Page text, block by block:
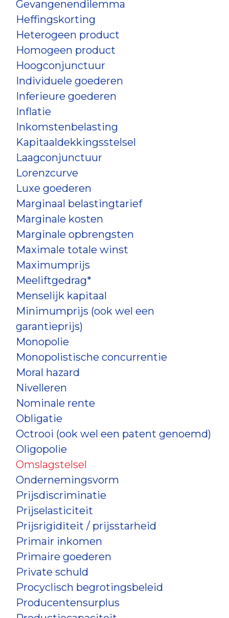
Gevangenendilemma
Heffingskorting
Heterogeen product
Homogeen product
Hoogconjunctuur
Individuele goederen
Inferieure goederen
Inflatie
Inkomstenbelasting
Kapitaaldekkingsstelsel
Laagconjunctuur
Lorenzcurve
Luxe goederen
Marginaal belastingtarief
Marginale kosten
Marginale opbrengsten
Maximale totale winst
Maximumprijs
Meeliftgedrag*
Menselijk kapitaal
Minimumprijs (ook wel een
garantieprijs)
Monopolie
Monopolistische concurrentie
Moral hazard
Nivelleren
Nominale rente
Obligatie
Octrooi (ook wel een patent genoemd)
Oligopolie
Omslagstelsel
Ondernemingsvorm
Prijsdiscriminatie
Prijselasticiteit
Prijsrigiditeit / prijsstarheid
Primair inkomen
Primaire goederen
Private schuld
Procyclisch begrotingsbeleid
Producentensurplus